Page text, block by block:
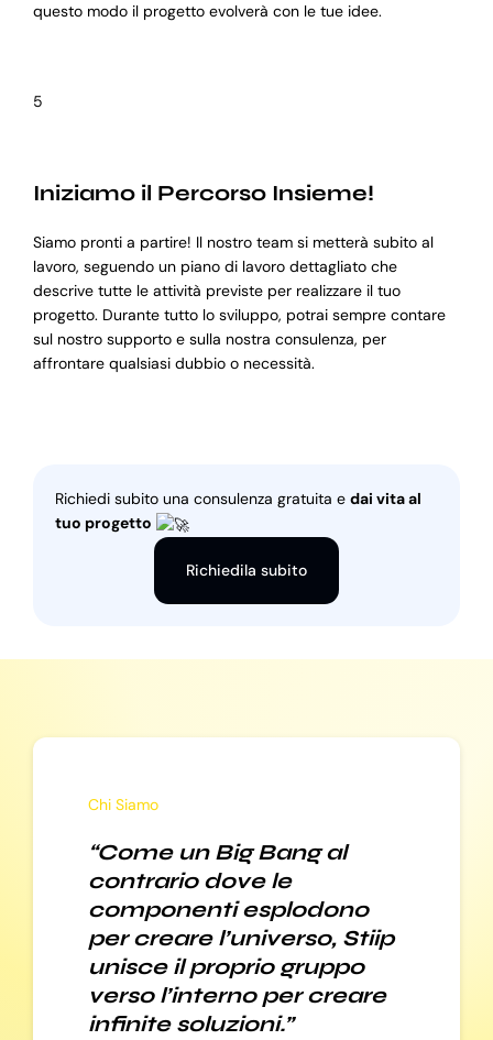
questo modo il progetto evolverà con le tue idee.
5
Iniziamo il Percorso Insieme!
Siamo pronti a partire! Il nostro team si metterà subito al
lavoro, seguendo un piano di lavoro dettagliato che
descrive tutte le attività previste per realizzare il tuo
progetto. Durante tutto lo sviluppo, potrai sempre contare
sul nostro supporto e sulla nostra consulenza, per
affrontare qualsiasi dubbio o necessità.
Richiedi subito una consulenza gratuita e dai vita al
tuo progetto
Richiedila subito
Chi Siamo
“Come un Big Bang al
contrario dove le
componenti esplodono
per creare l’universo, Stiip
unisce il proprio gruppo
verso l’interno per creare
infinite soluzioni.”